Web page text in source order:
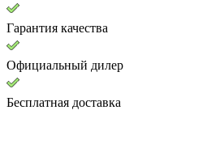
Гарантия качества
Официальный дилер
Бесплатная доставка